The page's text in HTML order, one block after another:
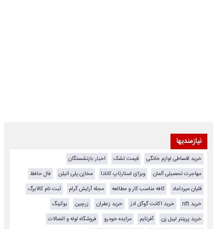
نیازمندیها
خرید اقساطی لوازم خانگی قیمت تشک
اخبار بازنشستگان
مهاجرت تحصیلی آلمان
ویزای استارتاپ کانادا مخازن پلی اتیلن
فال حافظ
قلیان میرداماد
کافه مناسب کار و مطالعه مجله آرایش گرام
ثبت نام کالابرگ
خرید nft
خرید اکانت گوگل ادز خرید زعفران زرچین
بوکینگ
خرید پرینتر لیبل زن
آفرتایم مزایده خودرو
فروشگاه لوله و اتصالات